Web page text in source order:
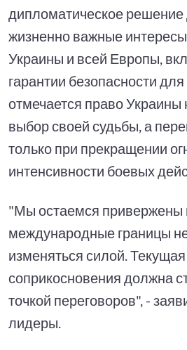
дипломатическое
жизненно важные
Украины и всей Европы,
гарантии безопасности
отмечается право
выбор своей судьбы, а
только при прекращении
интенсивности боевых
"Мы остаемся привержены
международные границы
изменяться силой.
соприкосновения должна
точкой переговоров", -
лидеры.